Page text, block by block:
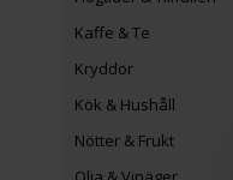
Kaffe & Te
Kryddor
Kök & Hushåll
Nötter & Frukt